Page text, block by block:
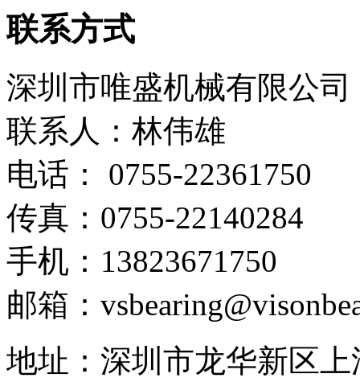
联系方式
深圳市唯盛机械有限公司
联系人：林伟雄
电话： 0755-22361750
传真：0755-22140284
手机：13823671750
邮箱：
地址：深圳市龙华新区